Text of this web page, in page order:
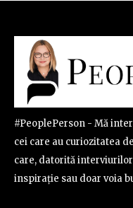
#PeoplePerson - Mă
cei care au curiozitatea
care, datorită
inspirație sau doar voia